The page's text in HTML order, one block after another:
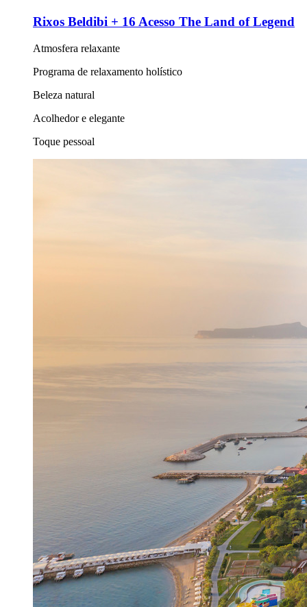
Rixos Beldibi + 16 Acesso The Land of Legend
Atmosfera relaxante
Programa de relaxamento holístico
Beleza natural
Acolhedor e elegante
Toque pessoal